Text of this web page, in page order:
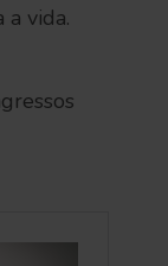
a vida.